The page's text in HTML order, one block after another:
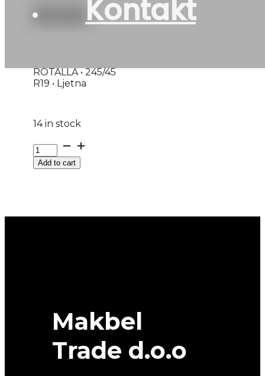
Kontakt
160
ROTALLA • 245/45
R19 • Ljetna
14 in stock
G245/45R19
102Y
XLAdd to cart
Makbel
Trade d.o.o